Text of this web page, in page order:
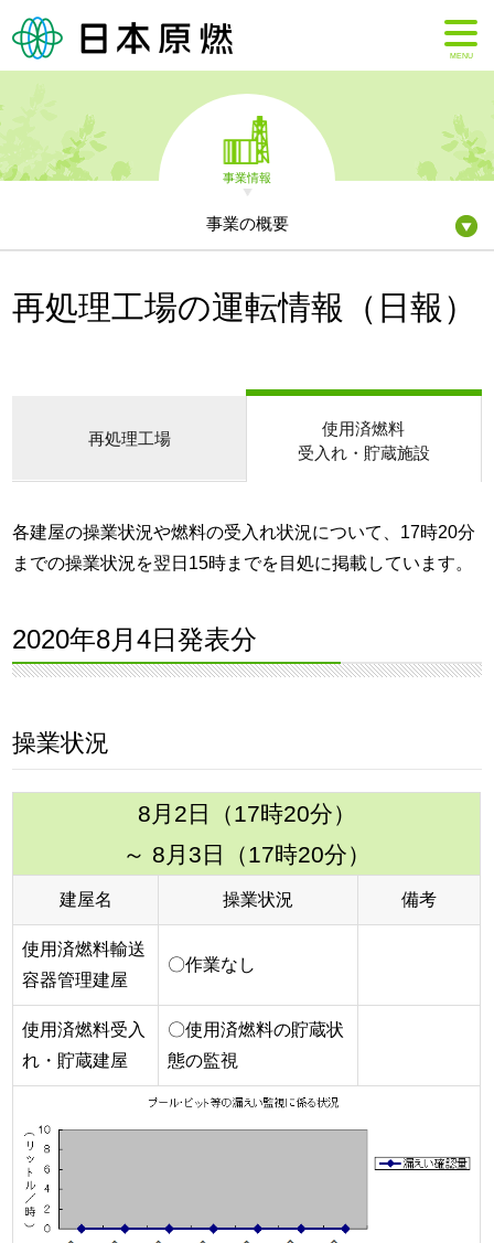
MENU
事業情報
事業の概要
再処理工場の運転情報（日報）
再処理工場
使用済燃料
受入れ・貯蔵施設
各建屋の操業状況や燃料の受入れ状況について、17時20分
までの操業状況を翌日15時までを目処に掲載しています。
2020年8月4日発表分
操業状況
8月2日（17時20分）
～ 8月3日（17時20分）
建屋名 操業状況 備考
使用済燃料輸送
容器管理建屋
〇作業なし
使用済燃料受入
れ・貯蔵建屋
〇使用済燃料の貯蔵状
態の監視